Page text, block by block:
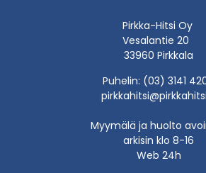
Pirkka-Hitsi Oy
Vesalantie 20
33960 Pirkkala
Puhelin: (03) 3141
Myymälä ja huolto
arkisin klo 8-16
Web 24h